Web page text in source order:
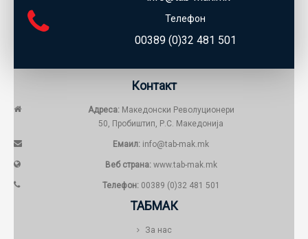
Телефон
00389 (0)32 481 501
Контакт
Адреса:Македонски Револуционери
50, Пробиштип, Р.С. Македонија
Емаил: info@tab-mak.mk
Веб страна: www.tab-mak.mk
Телефон:00389 (0)32 481 501
ТАБМАК
За нас